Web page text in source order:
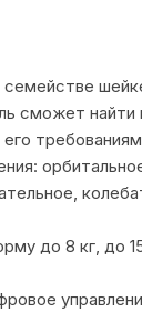
сможет найти
до 8 кг, до